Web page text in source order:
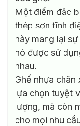
Một điểm đặc
thép sơn tĩnh
này mang lại
nó được sử
nhau.
Ghế nhựa
lựa chọn tuyệt
lượng, mà còn
cho mọi nhu